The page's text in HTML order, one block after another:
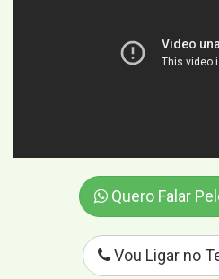
Quero Falar
Vou Ligar no